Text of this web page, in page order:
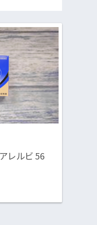
レルビ 56